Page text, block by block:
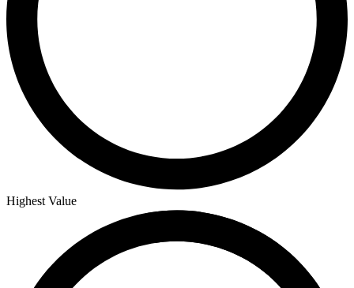
Highest Value